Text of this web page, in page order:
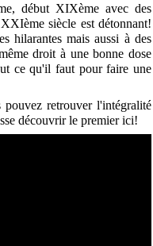
début XIXème avec des
siècle est détonnant!
hilarantes mais aussi à des
droit à une bonne dose
ce qu'il faut pour faire une
retrouver l'intégralité
découvrir le premier ici!